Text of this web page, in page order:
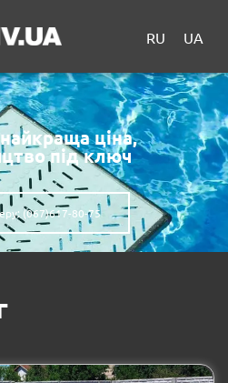
RU UA
ціна,
під ключ
(067)617-80-75